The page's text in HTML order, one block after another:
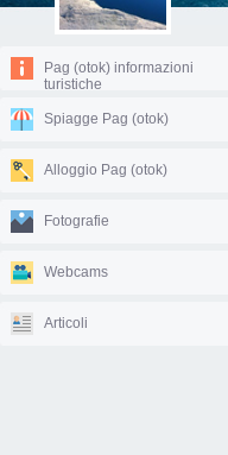
Pag (otok) informazioni
turistiche
Spiagge Pag (otok)
Alloggio Pag (otok)
Fotografie
Webcams
Articoli